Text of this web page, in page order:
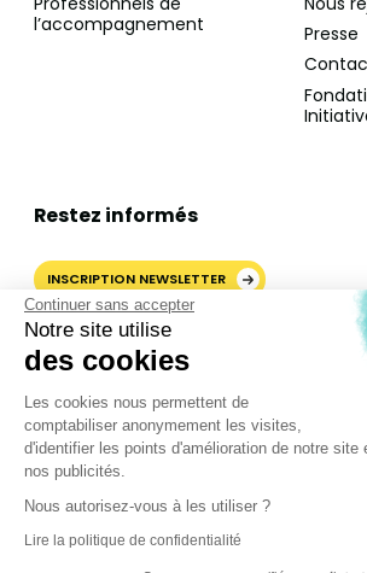
Continuer sans accepter
Notre site utilise
des cookies
Les cookies nous permettent de
comptabiliser anonymement les visites,
d'identifier les points d'amélioration de notre site
nos publicités.
Nous autorisez-vous à les utiliser ?
Lire la politique de confidentialité
l’accompagnement
Presse
Restez informés
INSCRIPTION NEWSLETTER
AJOUTER CRÉACTIFS COMME
SOURCE PRÉFÉRÉE SUR
GOOGLE
©2024 CréActifs. Tous droits réservés.
Mentions légales•CGV•FAQ